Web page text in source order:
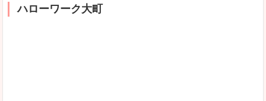
ハローワーク大町